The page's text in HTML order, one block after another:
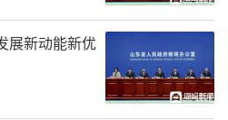
展新动能新优